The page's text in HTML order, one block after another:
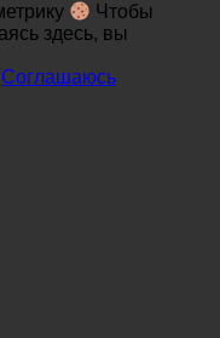
Чтобы
здесь, вы
Соглашаюсь